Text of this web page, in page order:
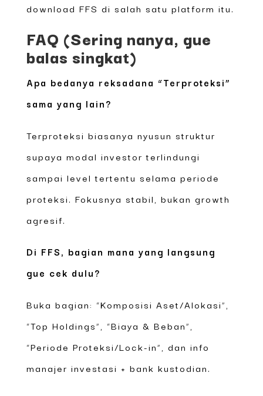
download FFS di salah satu platform itu.
FAQ (Sering nanya, gue
balas singkat)
Apa bedanya reksadana “Terproteksi”
sama yang lain?
Terproteksi biasanya nyusun struktur
supaya modal investor terlindungi
sampai level tertentu selama periode
proteksi. Fokusnya stabil, bukan growth
agresif.
Di FFS, bagian mana yang langsung
gue cek dulu?
Buka bagian: “Komposisi Aset/Alokasi”,
“Top Holdings”, “Biaya & Beban”,
“Periode Proteksi/Lock-in”, dan info
manajer investasi + bank kustodian.